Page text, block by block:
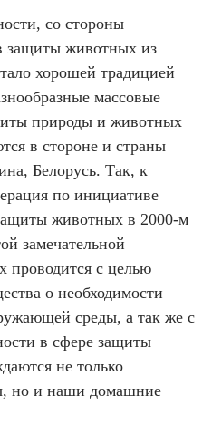
со стороны
защиты животных из
хорошей традицией
массовые
природы и животных
в стороне и страны
Белорусь. Так, к
по инициативе
животных в 2000-м
замечательной
проводится с целью
о необходимости
среды, а так же с
в сфере защиты
не только
но и наши домашние